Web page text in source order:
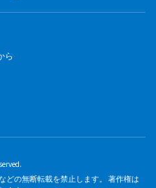
ら
どの無断転載を禁止します。 著作権は